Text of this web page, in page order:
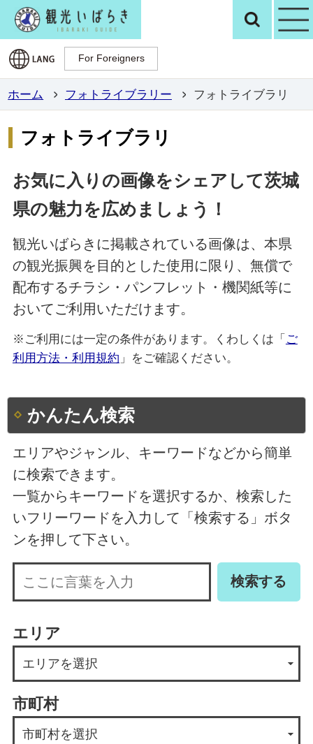
観光いばらき検
For Foreigners
For Foreigners
ホーム フォトライブラリー フォトライブラリ
フォトライブラリ
お気に入りの画像をシェアして茨城
県の魅力を広めましょう！
観光いばらきに掲載されている画像は、本県
の観光振興を目的とした使用に限り、無償で
配布するチラシ・パンフレット・機関紙等に
おいてご利用いただけます。
※ご利用には一定の条件があります。くわしくは「ご
利用方法・利用規約 」をご確認ください。
かんたん検索
エリアやジャンル、キーワードなどから簡単
に検索できます。
一覧からキーワードを選択するか、検索した
いフリーワードを入力して「検索する」ボタ
ンを押して下さい。
エリア
市町村